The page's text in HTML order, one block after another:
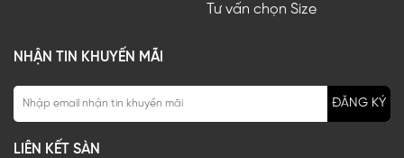
Tư vấn chọn Size
NHẬN TIN KHUYẾN MÃI
ĐĂNG KÝ
LIÊN KẾT SÀN